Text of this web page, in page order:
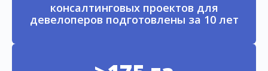
консалтинговых проектов для
девелоперов подготовлены за 10 лет